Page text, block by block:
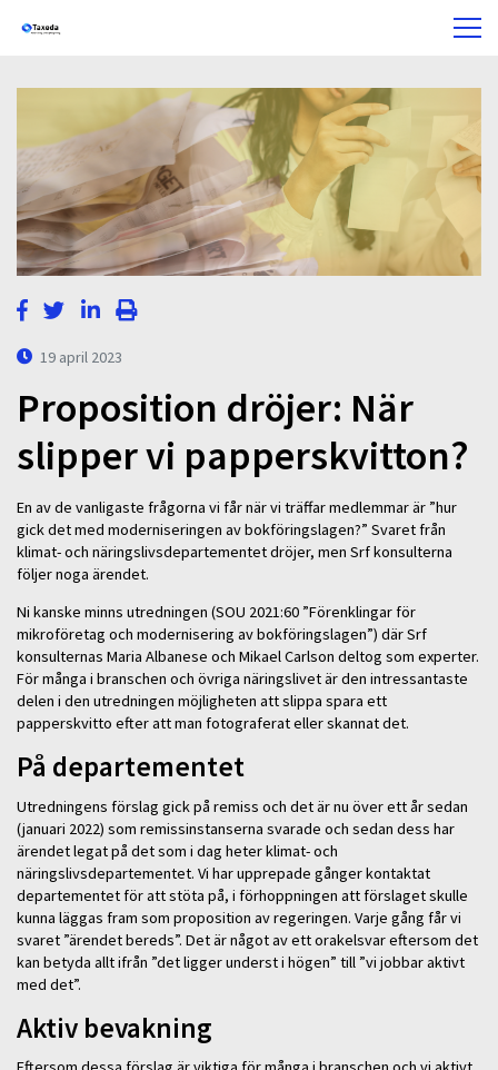
19 april 2023
Proposition dröjer: När
slipper vi papperskvitton?
En av de vanligaste frågorna vi får när vi träffar medlemmar är ”hur
gick det med moderniseringen av bokföringslagen?” Svaret från
klimat- och näringslivsdepartementet dröjer, men Srf konsulterna
följer noga ärendet.
Ni kanske minns utredningen (SOU 2021:60 ”Förenklingar för
mikroföretag och modernisering av bokföringslagen”) där Srf
konsulternas Maria Albanese och Mikael Carlson deltog som experter.
För många i branschen och övriga näringslivet är den intressantaste
delen i den utredningen möjligheten att slippa spara ett
papperskvitto efter att man fotograferat eller skannat det.
På departementet
Utredningens förslag gick på remiss och det är nu över ett år sedan
(januari 2022) som remissinstanserna svarade och sedan dess har
ärendet legat på det som i dag heter klimat- och
näringslivsdepartementet. Vi har upprepade gånger kontaktat
departementet för att stöta på, i förhoppningen att förslaget skulle
kunna läggas fram som proposition av regeringen. Varje gång får vi
svaret ”ärendet bereds”. Det är något av ett orakelsvar eftersom det
kan betyda allt ifrån ”det ligger underst i högen” till ”vi jobbar aktivt
med det”.
Aktiv bevakning